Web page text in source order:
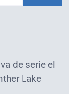
de serie el
Lake